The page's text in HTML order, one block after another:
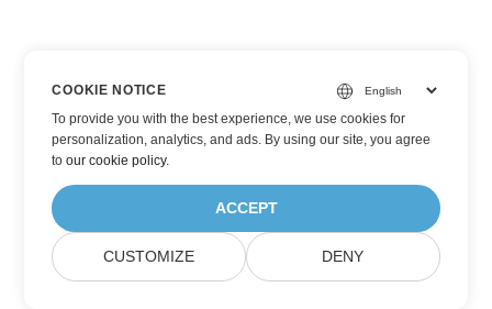
COOKIE NOTICE
To provide you with the best experience, we use cookies for
personalization, analytics, and ads. By using our site, you agree
toour cookie policy.
ACCEPT
CUSTOMIZE DENY